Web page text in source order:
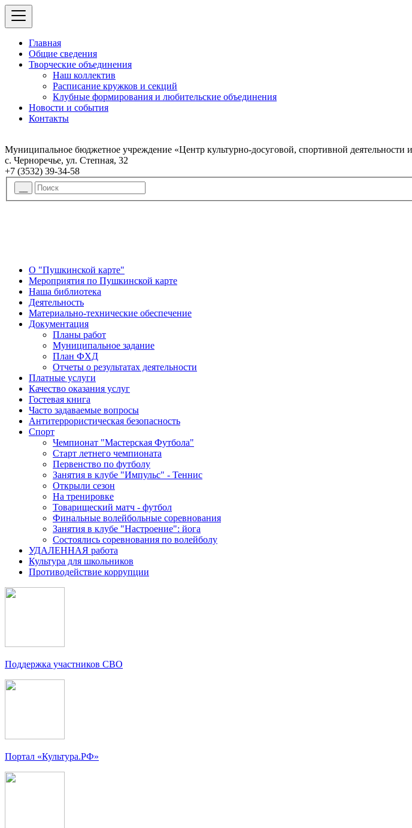
Главная
Общие сведения
Творческие объединения
Наш коллектив
Расписание кружков и секций
Клубные формирования и любительские объединения
Новости и события
Контакты
Муниципальное бюджетное учреждение «Центр культурно-досуговой, спортивной деятельности
с. Черноречье, ул. Степная, 32
+7 (3532) 39-34-58
О "Пушкинской карте"
Мероприятия по Пушкинской карте
Наша библиотека
Деятельность
Материально-технические обеспечение
Документация
Планы работ
Муниципальное задание
План ФХД
Отчеты о результатах деятельности
Платные услуги
Качество оказания услуг
Гостевая книга
Часто задаваемые вопросы
Антитеррористическая безопасность
Спорт
Чемпионат "Мастерская Футбола"
Старт летнего чемпионата
Первенство по футболу
Занятия в клубе "Импульс" - Теннис
Открыли сезон
На тренировке
Товарищеский матч - футбол
Финальные волейбольные соревнования
Занятия в клубе "Настроение": йога
Состоялись соревнования по волейболу
УДАЛЕННАЯ работа
Культура для школьников
Противодействие коррупции
Поддержка участников СВО
Портал «Культура.РФ»